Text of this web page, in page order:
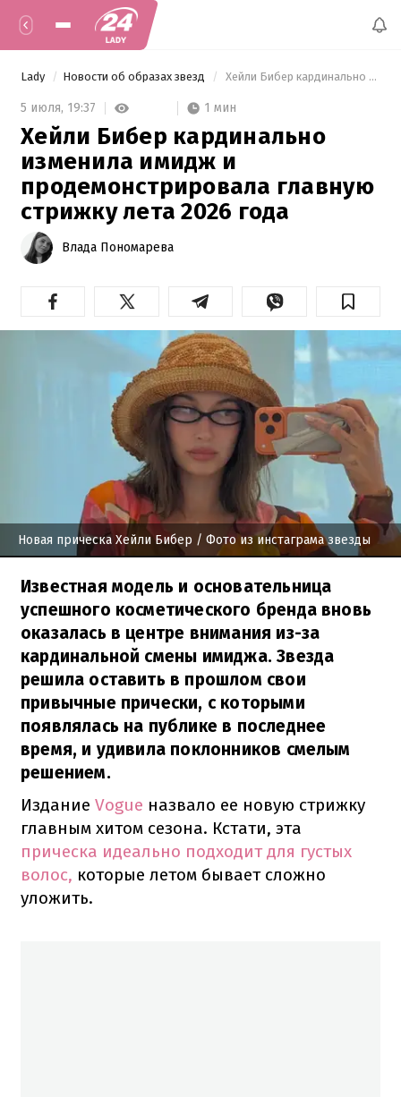
Lady Новости об образах звезд Хейли Бибер кардинально изменила имидж и продемонстрировала главную стрижку лета 2026 года
5 июля, 19:37 1 мин
Хейли Бибер кардинально
изменила имидж и
продемонстрировала главную
стрижку лета 2026 года
Влада Пономарева
Новая прическа Хейли Бибер / Фото из инстаграма звезды
Известная модель и основательница
успешного косметического бренда вновь
оказалась в центре внимания из-за
кардинальной смены имиджа. Звезда
решила оставить в прошлом свои
привычные прически, с которыми
появлялась на публике в последнее
время, и удивила поклонников смелым
решением.
Издание Vogue назвало ее новую стрижку
главным хитом сезона. Кстати, эта
прическа идеально подходит для густых
волос, которые летом бывает сложно
уложить.